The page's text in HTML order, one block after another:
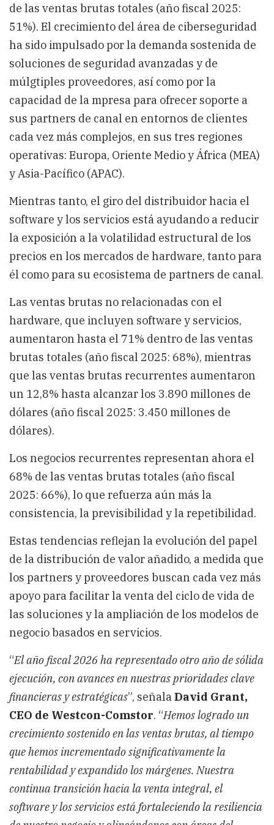
de las ventas brutas totales (año fiscal 2025:
51%). El crecimiento del área de ciberseguridad
ha sido impulsado por la demanda sostenida de
soluciones de seguridad avanzadas y de
múlgtiples proveedores, así como por la
capacidad de la mpresa para ofrecer soporte a
sus partners de canal en entornos de clientes
cada vez más complejos, en sus tres regiones
operativas: Europa, Oriente Medio y África (MEA)
y Asia-Pacífico (APAC).
Mientras tanto, el giro del distribuidor hacia el
software y los servicios está ayudando a reducir
la exposición a la volatilidad estructural de los
precios en los mercados de hardware, tanto para
él como para su ecosistema de partners de canal.
Las ventas brutas no relacionadas con el
hardware, que incluyen software y servicios,
aumentaron hasta el 71% dentro de las ventas
brutas totales (año fiscal 2025: 68%), mientras
que las ventas brutas recurrentes aumentaron
un 12,8% hasta alcanzar los 3.890 millones de
dólares (año fiscal 2025: 3.450 millones de
dólares).
Los negocios recurrentes representan ahora el
68% de las ventas brutas totales (año fiscal
2025: 66%), lo que refuerza aún más la
consistencia, la previsibilidad y la repetibilidad.
Estas tendencias reflejan la evolución del papel
de la distribución de valor añadido, a medida que
los partners y proveedores buscan cada vez más
apoyo para facilitar la venta del ciclo de vida de
las soluciones y la ampliación de los modelos de
negocio basados ​​en servicios.
“El año fiscal 2026 ha representado otro año de sólida
ejecución, con avances en nuestras prioridades clave
financieras y estratégicas”, señalaDavid Grant,
CEO de Westcon-Comstor. “Hemos logrado un
crecimiento sostenido en las ventas brutas, al tiempo
que hemos incrementado significativamente la
rentabilidad y expandido los márgenes. Nuestra
continua transición hacia la venta integral, el
software y los servicios está fortaleciendo la resiliencia